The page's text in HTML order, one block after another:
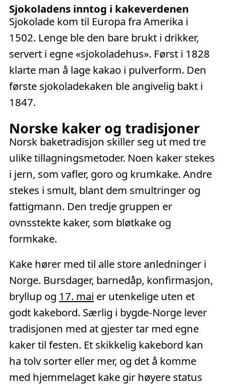
Sjokoladens inntog i kakeverdenen
Sjokolade kom til Europa fra Amerika i
1502. Lenge ble den bare brukt i drikker,
servert i egne «sjokoladehus». Først i 1828
klarte man å lage kakao i pulverform. Den
første sjokoladekaken ble angivelig bakt i
1847.
Norske kaker og tradisjoner
Norsk baketradisjon skiller seg ut med tre
ulike tillagningsmetoder. Noen kaker stekes
i jern, som vafler, goro og krumkake. Andre
stekes i smult, blant dem smultringer og
fattigmann. Den tredje gruppen er
ovnsstekte kaker, som bløtkake og
formkake.
Kake hører med til alle store anledninger i
Norge. Bursdager, barnedåp, konfirmasjon,
bryllup og 17. mai er utenkelige uten et
godt kakebord. Særlig i bygde-Norge lever
tradisjonen med at gjester tar med egne
kaker til festen. Et skikkelig kakebord kan
ha tolv sorter eller mer, og det å komme
med hjemmelaget kake gir høyere status